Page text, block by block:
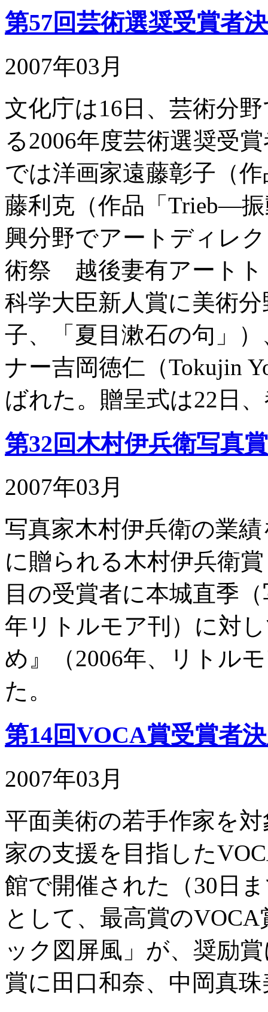
第57回芸術選奨受賞者
2007年03月
文化庁は16日、芸術分
る2006年度芸術選奨受
では洋画家遠藤彰子（
藤利克（作品「Trieb―振
興分野でアートディレ
術祭 越後妻有アートト
科学大臣新人賞に美術
子、「夏目漱石の句」
ナー吉岡徳仁（Tokujin
ばれた。贈呈式は22日
第32回木村伊兵衛写真
2007年03月
写真家木村伊兵衛の業
に贈られる木村伊兵衛
目の受賞者に本城直季
年リトルモア刊）に対
め』（2006年、リトル
た。
第14回VOCA賞受賞者
2007年03月
平面美術の若手作家を
家の支援を目指した
館で開催された（30日
として、最高賞の
ック図屏風」が、奨励
賞に田口和奈、中岡真